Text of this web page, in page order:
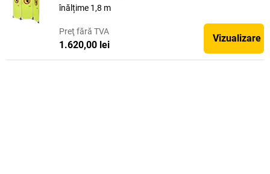
înălțime 1,8 m
Preţ fără TVA
1.620,00 lei
Vizualizare